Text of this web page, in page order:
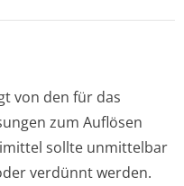
von den für das
zum Auflösen
sollte unmittelbar
verdünnt werden.